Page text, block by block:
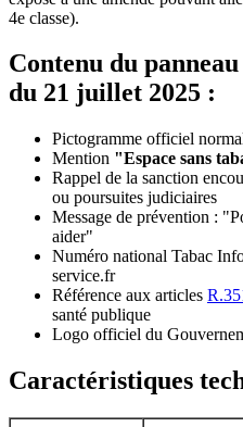
4e classe).
Contenu du
du 21 juillet 2025 :
Pictogramme officiel
Mention "Espace sans
Rappel de la sanction
ou poursuites judiciaires
Message de prévention :
aider"
Numéro national Tabac
service.fr
Référence aux articles
santé publique
Logo officiel du
Caractéristiques